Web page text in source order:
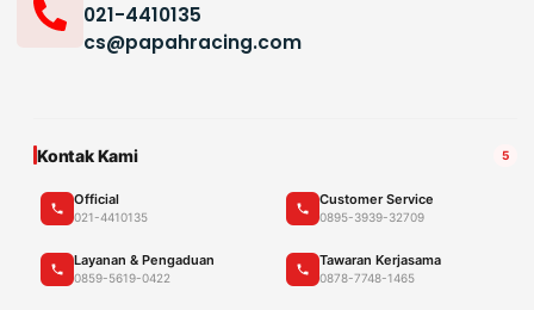
021-4410135
cs@papahracing.com
Kontak Kami 5
Official
021-4410135
Customer Service
0895-3939-32709
Layanan & Pengaduan
0859-5619-0422
Tawaran Kerjasama
0878-7748-1465